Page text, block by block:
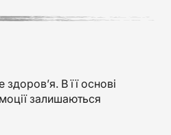
В її основі
залишаються